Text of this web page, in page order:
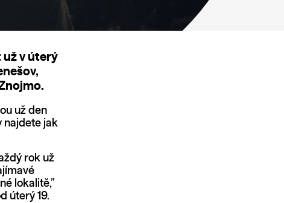
už v úterý
už den
najdete jak
rok už
lokalitě,”
úterý 19.